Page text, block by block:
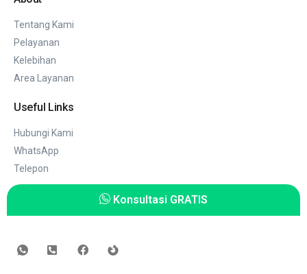
Tentang Kami
Pelayanan
Kelebihan
Area Layanan
Useful Links
Hubungi Kami
WhatsApp
Telepon
Konsultasi GRATIS